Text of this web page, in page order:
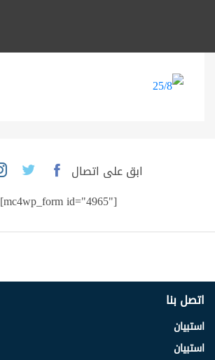
ابق على اتصال
[mc4wp_form id="4965"]
اتصل بنا
استبيان
استبيان